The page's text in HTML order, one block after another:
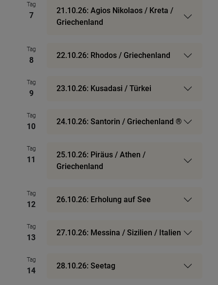
Tag
7
21.10.26: Agios Nikolaos / Kreta /
Griechenland
Tag
8
22.10.26: Rhodos / Griechenland
Tag
9
23.10.26: Kusadasi / Türkei
Tag
10
24.10.26: Santorin / Griechenland ®
Tag
11
25.10.26: Piräus / Athen /
Griechenland
Tag
12
26.10.26: Erholung auf See
Tag
13
27.10.26: Messina / Sizilien / Italien
Tag
14
28.10.26: Seetag